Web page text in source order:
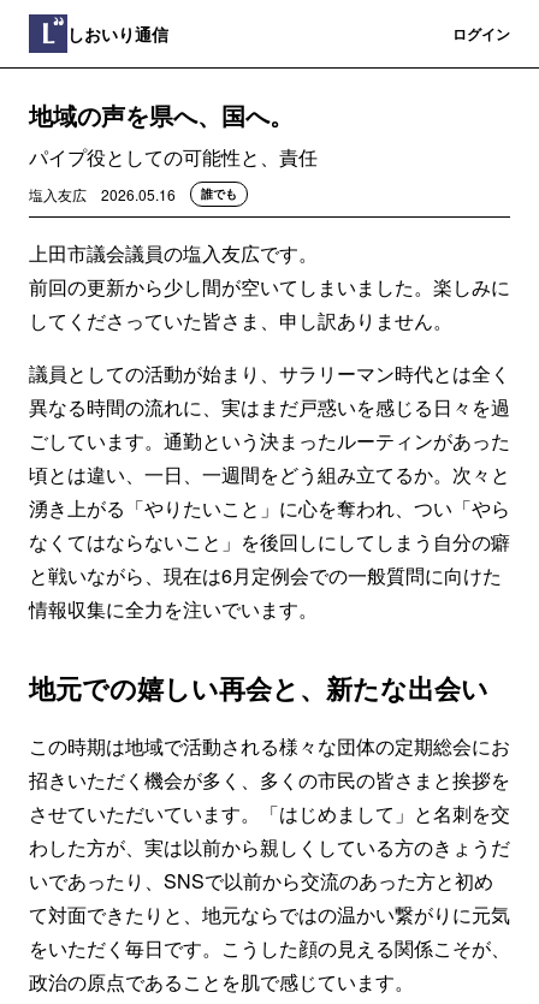
しおいり通信 ログイン
地域の声を県へ、国へ。
パイプ役としての可能性と、責任
塩入友広 2026.05.16 誰でも
上田市議会議員の塩入友広です。
前回の更新から少し間が空いてしまいました。楽しみに
してくださっていた皆さま、申し訳ありません。
議員としての活動が始まり、サラリーマン時代とは全く
異なる時間の流れに、実はまだ戸惑いを感じる日々を過
ごしています。通勤という決まったルーティンがあった
頃とは違い、一日、一週間をどう組み立てるか。次々と
湧き上がる「やりたいこと」に心を奪われ、つい「やら
なくてはならないこと」を後回しにしてしまう自分の癖
と戦いながら、現在は6月定例会での一般質問に向けた
情報収集に全力を注いでいます。
地元での嬉しい再会と、新たな出会い
この時期は地域で活動される様々な団体の定期総会にお
招きいただく機会が多く、多くの市民の皆さまと挨拶を
させていただいています。「はじめまして」と名刺を交
わした方が、実は以前から親しくしている方のきょうだ
いであったり、SNSで以前から交流のあった方と初め
て対面できたりと、地元ならではの温かい繋がりに元気
をいただく毎日です。こうした顔の見える関係こそが、
政治の原点であることを肌で感じています。